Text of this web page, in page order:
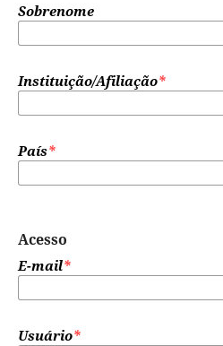
Sobrenome
Instituição/Afiliação*
País*
Acesso
E-mail*
Usuário*